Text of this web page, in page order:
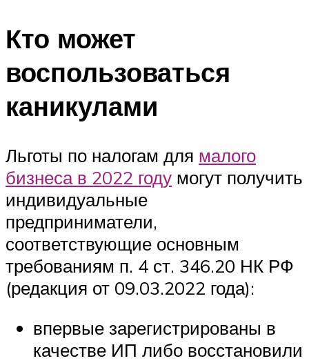
Кто может
воспользоваться
каникулами
Льготы по налогам для малого
бизнеса в 2022 году могут получить
индивидуальные
предприниматели,
соответствующие основным
требованиям п. 4 ст. 346.20 НК РФ
(редакция от 09.03.2022 года):
впервые зарегистрированы в
качестве ИП либо восстановили